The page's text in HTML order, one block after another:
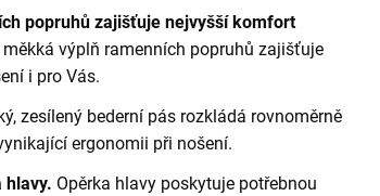
popruhů zajišťuje nejvyšší komfort
výplň ramenních popruhů zajišťuje
i pro Vás.
zesílený bederní pás rozkládá rovnoměrně
ergonomii při nošení.
hlavy. Opěrka hlavy poskytuje potřebnou